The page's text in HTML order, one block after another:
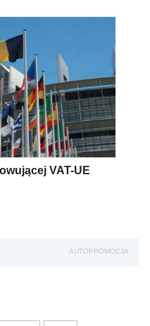
VAT-UE
AUTOPROMOCJA